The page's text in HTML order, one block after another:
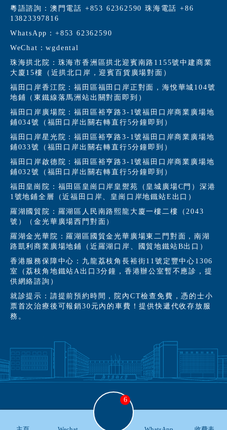
粵語諮詢：澳門電話 +853 62362590 珠海電話 +86
13823397816
WhatsApp：+853 62362590
WeChat：wgdental
珠海拱北院：珠海市香洲區拱北迎賓南路1155號中建商業
大廈15樓（近拱北口岸，迎賓百貨廣場對面）
福田口岸香江院：福田區福田口岸正對面，海悅華城104號
地鋪（東鐵線落馬洲站出關對面即到）
福田口岸廣場院：福田區裕亨路3-1號福田口岸商業廣場地
鋪034號（福田口岸出關右轉直行5分鐘即到）
福田口岸星光院：福田區裕亨路3-1號福田口岸商業廣場地
鋪033號（福田口岸出關右轉直行5分鐘即到）
福田口岸啟德院：福田區裕亨路3-1號福田口岸商業廣場地
鋪032號（福田口岸出關右轉直行5分鐘即到）
福田皇崗院：福田區皇崗口岸皇禦苑（皇城廣場C門）深港
1號地鋪全層（近福田口岸、皇崗口岸地鐵站E出口）
羅湖國貿院：羅湖區人民南路熙龍大廈一樓二樓（2043
號）（金光華廣場西門對面）
羅湖金光華院：羅湖區國貿金光華廣場東二門對面，南湖
路凱利商業廣場地鋪（近羅湖口岸、國貿地鐵站B出口）
香港服務保障中心：九龍荔枝角長裕街11號定豐中心1306
室（荔枝角地鐵站A出口3分鐘，香港辦公室暫不應診，提
供網絡諮詢）
就診提示：請提前預約時間，院內CT檢查免費，憑的士小
票首次治療後可報銷30元內的車費！提供快遞代收存放服
務。
6